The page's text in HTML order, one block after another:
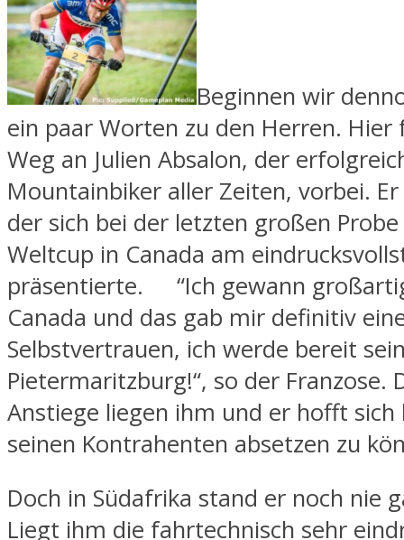
Beginnen wir
ein paar Worten zu den Herren.
Weg an Julien Absalon, der
Mountainbiker aller Zeiten, vorbei.
der sich bei der letzten großen
Weltcup in Canada am
präsentierte. “Ich gewann
Canada und das gab mir definitiv
Selbstvertrauen, ich werde bereit
Pietermaritzburg!“, so der Franzose.
Anstiege liegen ihm und er hofft sich
seinen Kontrahenten absetzen zu
Doch in Südafrika stand er noch nie
Liegt ihm die fahrtechnisch sehr